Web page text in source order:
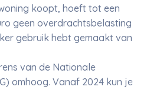
koopt, hoeft tot een
geen overdrachtsbelasting
gebruik hebt gemaakt van
van de Nationale
omhoog. Vanaf 2024 kun je